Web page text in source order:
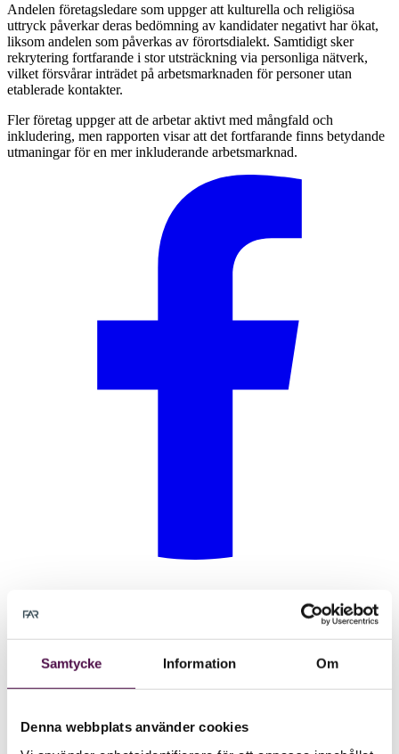
Samtycke Information Om
Denna webbplats använder cookies
Andelen företagsledare som uppger att kulturella och religiösa
uttryck påverkar deras bedömning av kandidater negativt har ökat,
liksom andelen som påverkas av förortsdialekt. Samtidigt sker
rekrytering fortfarande i stor utsträckning via personliga nätverk,
vilket försvårar inträdet på arbetsmarknaden för personer utan
etablerade kontakter.
Fler företag uppger att de arbetar aktivt med mångfald och
inkludering, men rapporten visar att det fortfarande finns betydande
utmaningar för en mer inkluderande arbetsmarknad.